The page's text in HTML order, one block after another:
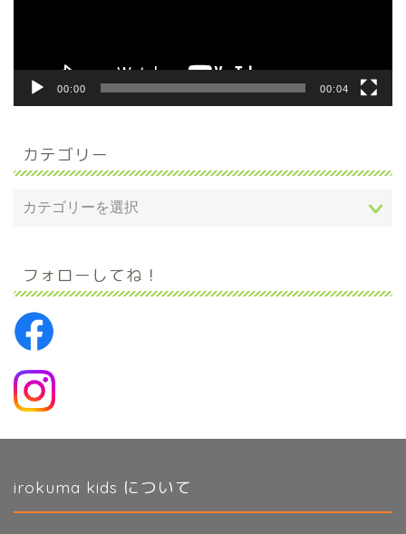
00:00 00:04
カテゴリー
フォローしてね！
irokuma kids について